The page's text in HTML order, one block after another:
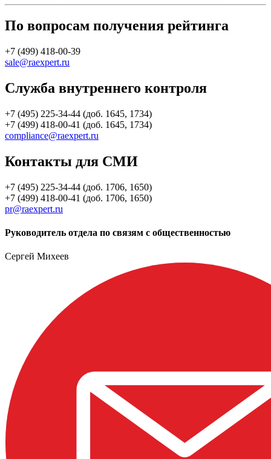
По вопросам получения рейтинга
+7 (499) 418-00-39
sale@raexpert.ru
Служба внутреннего контроля
+7 (495) 225-34-44 (доб. 1645, 1734)
+7 (499) 418-00-41 (доб. 1645, 1734)
compliance@raexpert.ru
Контакты для СМИ
+7 (495) 225-34-44 (доб. 1706, 1650)
+7 (499) 418-00-41 (доб. 1706, 1650)
pr@raexpert.ru
Руководитель отдела по связям с общественностью
Сергей Михеев